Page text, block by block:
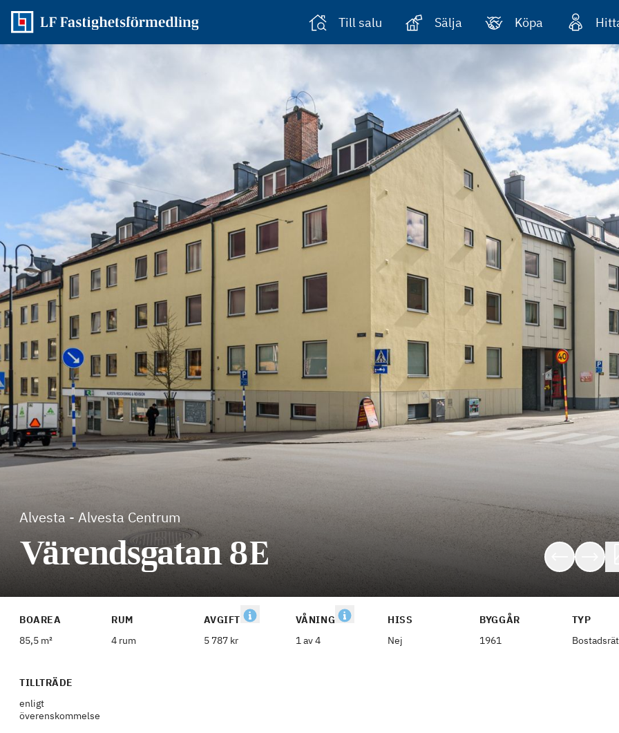
Till salu Sälja Köpa
Alvesta - Alvesta Centrum
Värendsgatan 8E
BOAREA
85,5 m²
RUM
4 rum
AVGIFT
5 787 kr
VÅNING
1 av 4
HISS
Nej
BYGGÅR
1961
TYP
TILLTRÄDE
enligt
överenskommelse